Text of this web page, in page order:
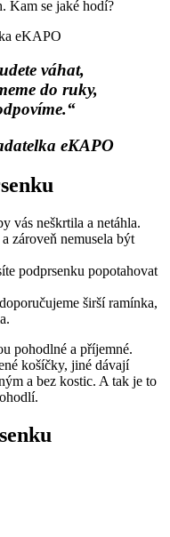
váhat,
do ruky,
eKAPO
vás neškrtila a netáhla.
zároveň nemusela být
podprsenku popotahovat
širší ramínka,
pohodlné a příjemné.
košíčky, jiné dávají
a bez kostic. A tak je to